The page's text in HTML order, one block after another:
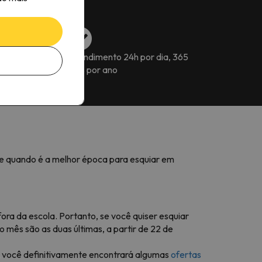
para reservar a
Atendimento 24h por dia, 365
dias por ano
é a melhor época para esquiar em
da escola. Portanto, se você quiser esquiar
são as duas últimas, a partir de 22 de
definitivamente encontrará algumas ofertas